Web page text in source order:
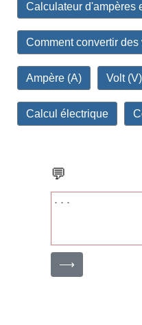
Calculateur d'ampères
Comment convertir
Ampère (A) Volt (V)
Calcul électrique
💬
⟶